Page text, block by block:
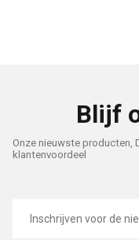
Blijf
Onze nieuwste producten,
klantenvoordeel
mailadres